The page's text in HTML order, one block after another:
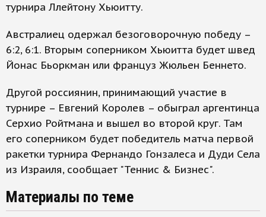
турнира Ллейтону Хьюитту.
Австралиец одержал безоговорочную победу –
6:2, 6:1. Вторым соперником Хьюитта будет швед
Йонас Бьоркман или француз Жюльен Беннето.
Другой россиянин, принимающий участие в
турнире – Евгений Королев – обыграл аргентинца
Серхио Ройтмана и вышел во второй круг. Там
его соперником будет победитель матча первой
ракетки турнира Фернандо Гонзалеса и Дуди Села
из Израиля, сообщает "Теннис & Бизнес".
Материалы по теме